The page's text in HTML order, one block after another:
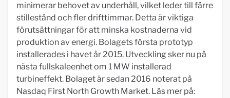
minimerar behovet av underhåll, vilket leder till färre
stillestånd och fler drifttimmar. Detta är viktiga
förutsättningar för att minska kostnaderna vid
produktion av energi. Bolagets första prototyp
installerades i havet år 2015. Utveckling sker nu på
nästa fullskaleenhet om 1 MW installerad
turbineffekt. Bolaget är sedan 2016 noterat på
Nasdaq First North Growth Market. Läs mer på: